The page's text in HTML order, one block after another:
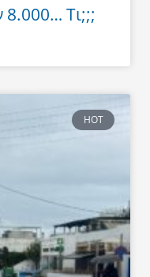
Τι;;;
HOT